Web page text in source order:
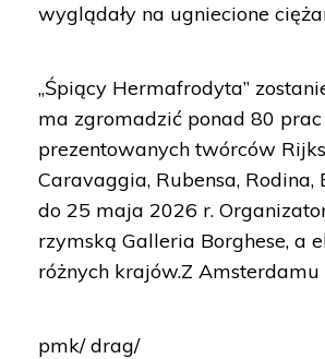
wyglądały na ugniecione
„Śpiący Hermafrodyta”
ma zgromadzić ponad 80
prezentowanych twórców
Caravaggia, Rubensa,
do 25 maja 2026 r.
rzymską Galleria Borghese, a
różnych krajów.Z
pmk/ drag/